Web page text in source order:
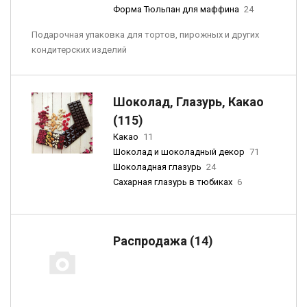
Форма Тюльпан для маффина 24
Подарочная упаковка для тортов, пирожных и других
кондитерских изделий
Шоколад, Глазурь, Какао
(115)
Какао 11
Шоколад и шоколадный декор 71
Шоколадная глазурь 24
Сахарная глазурь в тюбиках 6
Распродажа (14)